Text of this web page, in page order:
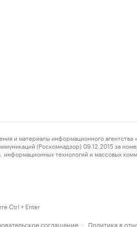
информационного агентства
(Роскомнадзор) 09.12.2015 за
технологий и массовых
Ctrl + Enter
соглашение · Политика в